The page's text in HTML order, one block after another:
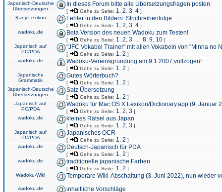
Japanisch-Deutsche
Übersetzungen
In dieses Forum bitte alle Übersetzungsfragen posten
[ Gehe zu Seite: 1 2 3 4 ]
Kanji-Lexikon
Fehler in den Bildern: Strichreihenfolge
[ Gehe zu Seite: 1 2 3 4 ]
wadoku.de
Beta Version des neuen Wadoku zum Testen!
[ Gehe zu Seite: 1 2 3 8 9 10 ]
Japanisch auf
PC/PDA
"JFC Vokabel Trainer" mit allen Vokabeln von "Minna no
[ Gehe zu Seite: 1 2 ]
wadoku.de
Wadoku-Vereinsgründung am 9.1.2007 vollzogen!
[ Gehe zu Seite: 1 2 ]
Japanische
Grammatik
Gutes Wörterbuch?
[ Gehe zu Seite: 1 2 ]
Japanisch-Deutsche
Übersetzungen
Satz Übersetzung
[ Gehe zu Seite: 1 2 ]
Japanisch auf
PC/PDA
Wadoku für Mac OS X Lexikon/Dictionary.app (9. Januar
[ Gehe zu Seite: 1 2 3 ]
wadoku.de
kleines Rätsel aus Japan
[ Gehe zu Seite: 1 2 3 ]
Japanisch auf
PC/PDA
Japanisches OCR
[ Gehe zu Seite: 1 2 ]
wadoku.de
Deutsch-Japanisch für PDA
[ Gehe zu Seite: 1 2 ]
wadoku.de
traditionelle japanische Farben
[ Gehe zu Seite: 1 2 ]
Wadoku-Wiki
Temporäre Wiki-Abschaltung (3. Juni 2022), nun wieder
wadoku.de inhaltliche Vorschläge